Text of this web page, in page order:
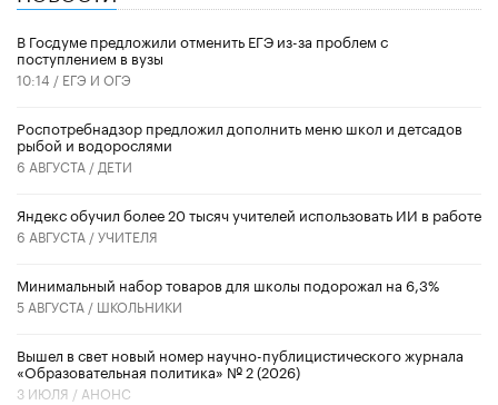
В Госдуме предложили отменить ЕГЭ из-за проблем с
поступлением в вузы
10:14 / ЕГЭ И ОГЭ
Роспотребнадзор предложил дополнить меню школ и детсадов
рыбой и водорослями
6 АВГУСТА / ДЕТИ
​Яндекс обучил более 20 тысяч учителей использовать ИИ в работе
6 АВГУСТА /УЧИТЕЛЯ
Минимальный набор товаров для школы подорожал на 6,3%
5 АВГУСТА / ШКОЛЬНИКИ
Вышел в свет новый номер научно-публицистического журнала
«Образовательная политика» № 2 (2026)
3 ИЮЛЯ / АНОНС